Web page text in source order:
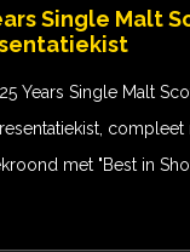
Single Malt
Years Single Malt
compleet
met "Best in